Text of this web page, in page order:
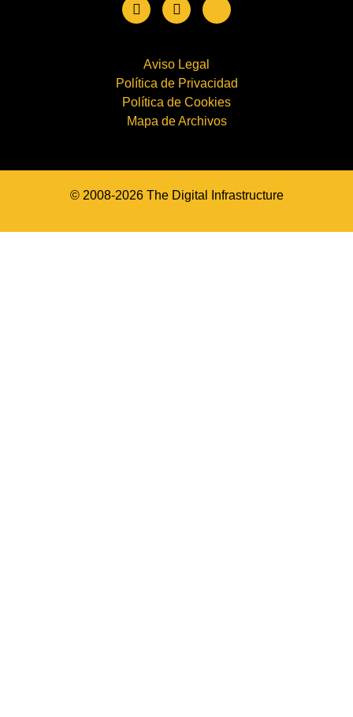
Aviso Legal
Política de Privacidad
Política de Cookies
Mapa de Archivos
© 2008-2026 The Digital Infrastructure